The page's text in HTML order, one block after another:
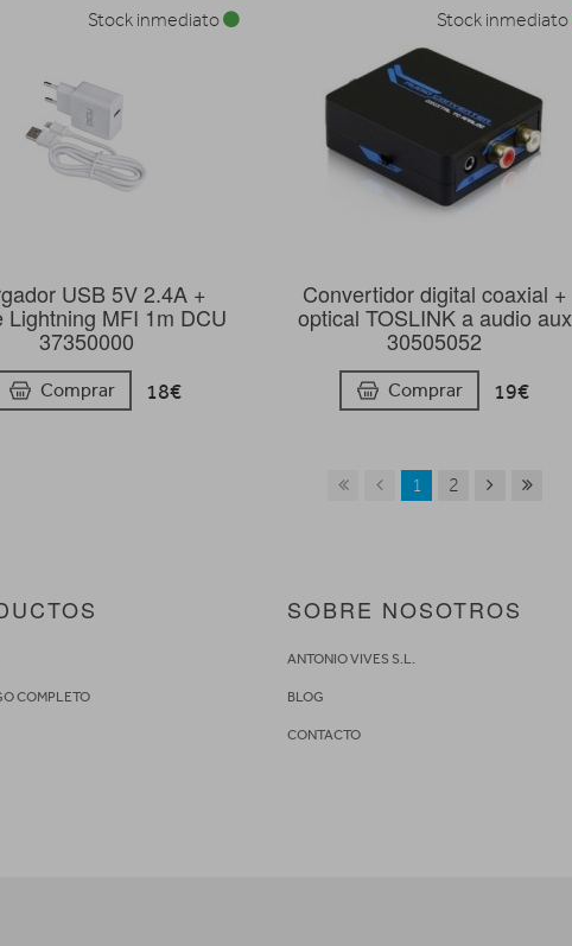
USB 5V 2.4A +
Lightning MFI 1m DCU
37350000
Comprar 18€
Stock inmediato
Convertidor digital coaxial +
optical TOSLINK a audio aux
30505052
Comprar 19€
Stock inmediato
1 2
COMPLETO
SOBRE NOSOTROS
ANTONIO VIVES S.L.
BLOG
CONTACTO